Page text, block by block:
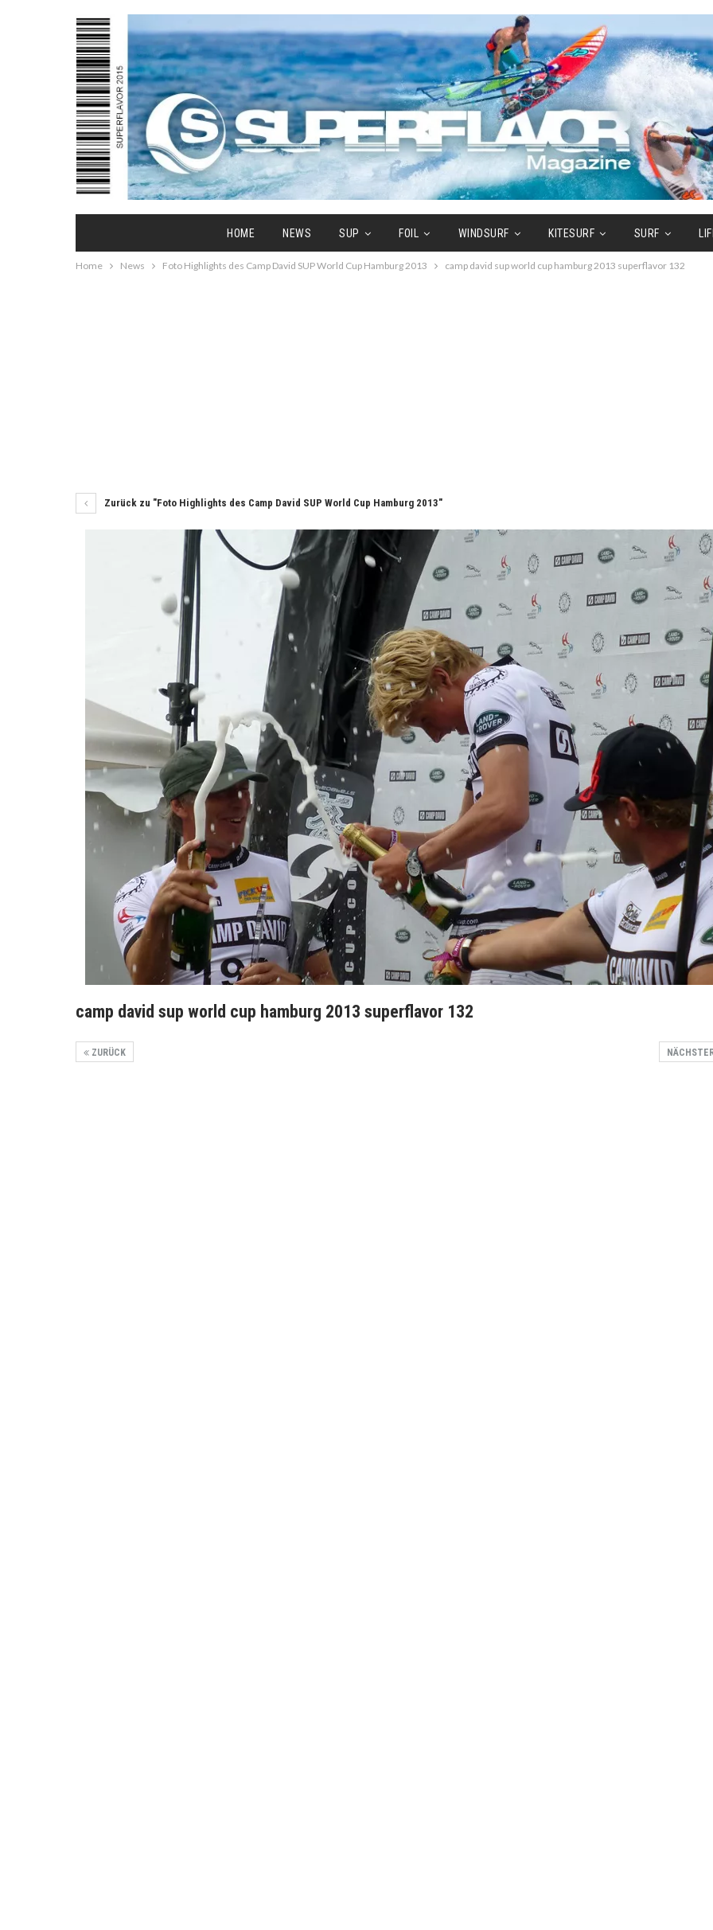
HOME NEWS SUP FOIL WINDSURF KITESURF SURF
Home News Foto Highlights des Camp David SUP World Cup Hamburg 2013 camp david sup world cup hamburg 2013 superflavor 132
Zurück zu "Foto Highlights des Camp David SUP World Cup Hamburg 2013"
camp david sup world cup hamburg 2013 superflavor 132
ZURÜCK